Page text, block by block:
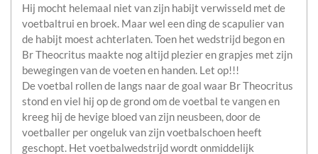
Hij mocht helemaal niet van zijn habijt verwisseld met de
voetbaltrui en broek. Maar wel een ding de scapulier van
de habijt moest achterlaten. Toen het wedstrijd begon en
Br Theocritus maakte nog altijd plezier en grapjes met zijn
bewegingen van de voeten en handen. Let op!!!
De voetbal rollen de langs naar de goal waar Br Theocritus
stond en viel hij op de grond om de voetbal te vangen en
kreeg hij de hevige bloed van zijn neusbeen, door de
voetballer per ongeluk van zijn voetbalschoen heeft
geschopt. Het voetbalwedstrijd wordt onmiddelijk